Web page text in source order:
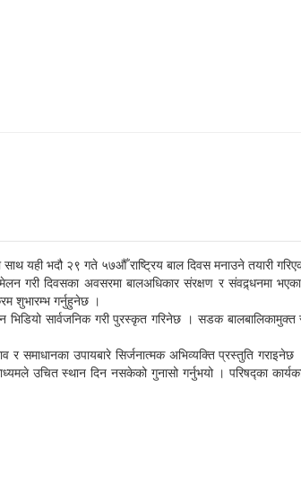
साथ यही भदौ २९ गते ५७औँ राष्ट्रिय बाल दिवस मनाउने तयारी
गरी दिवसका अवसरमा बालअधिकार संरक्षण र संवद्र्धनमा
शुभारम्भ गर्नुहुनेछ ।
भिडियो सार्वजनिक गरी पुरस्कृत गरिनेछ । सडक
समाधानका उपायबारे सिर्जनात्मक अभिव्यक्ति प्रस्तुति
उचित स्थान दिन नसकेको गुनासो गर्नुभयो । परिषद्का